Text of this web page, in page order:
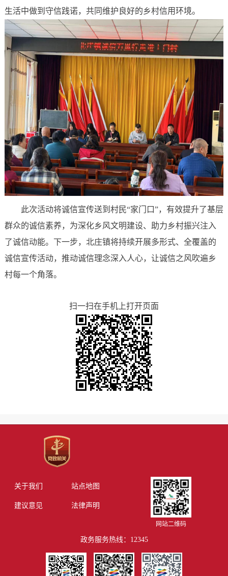
生活中做到守信践诺，共同维护良好的乡村信用环境。
此次活动将诚信宣传送到村民“家门口”，有效提升了基层
群众的诚信素养，为深化乡风文明建设、助力乡村振兴注入
了诚信动能。下一步，北庄镇将持续开展多形式、全覆盖的
诚信宣传活动，推动诚信理念深入人心，让诚信之风吹遍乡
村每一个角落。
扫一扫在手机上打开页面
关于我们 站点地图
建议意见 法律声明
网站二维码
政务服务热线：12345